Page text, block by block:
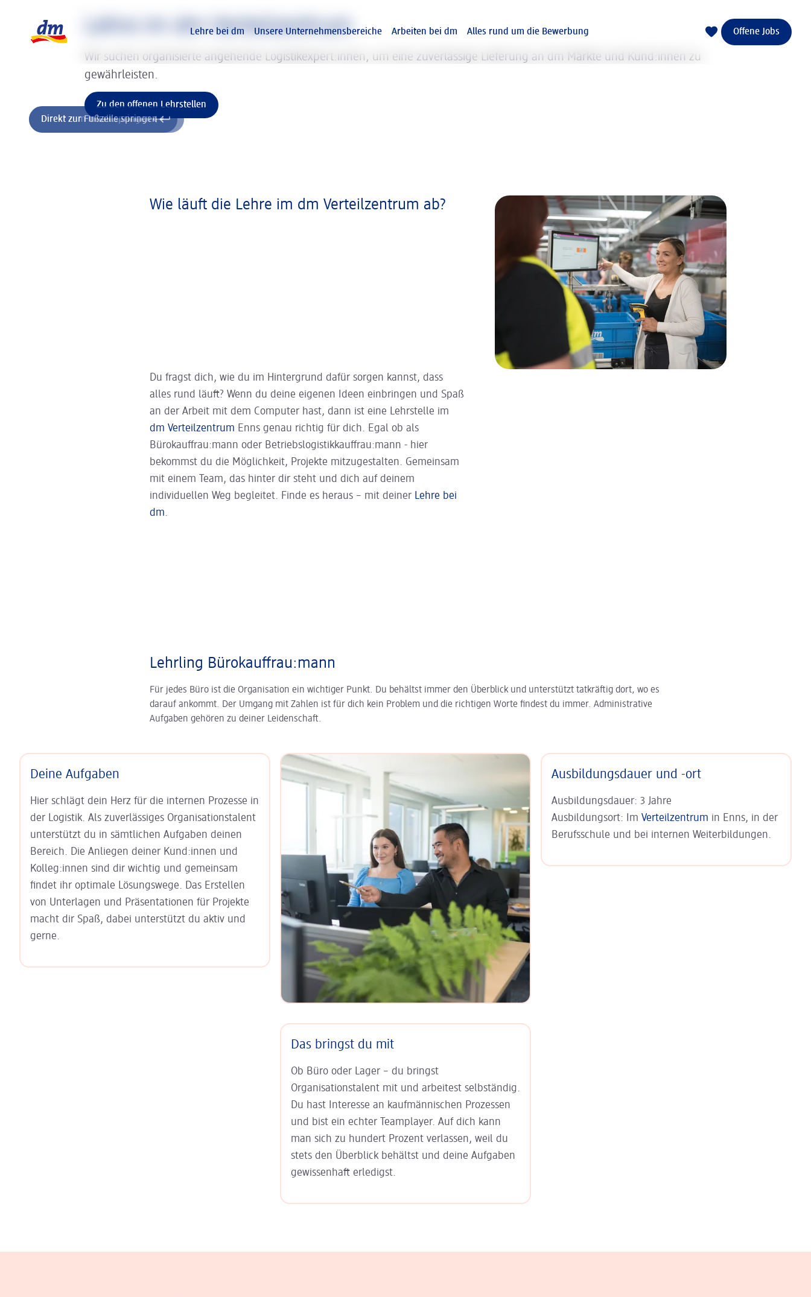
Direkt zum Inhalt springen
Direkt zur Fußzeile springen
Lehre bei dm
Unsere Unternehmensbereiche Arbeiten bei dm Alles rund um die Bewerbung Offene Jobs
Lehre im dm Verteilzentrum
Wir suchen organisierte angehende Logistikexpert:innen, um eine zuverlässige Lieferung an dm Märkte und Kund:innen zu
gewährleisten.
Zu den offenen Lehrstellen
Wie läuft die Lehre im dm Verteilzentrum ab?
Du fragst dich, wie du im Hintergrund dafür sorgen kannst, dass
alles rund läuft? Wenn du deine eigenen Ideen einbringen und Spaß
an der Arbeit mit dem Computer hast, dann ist eine Lehrstelle im
dm Verteilzentrum Enns genau richtig für dich. Egal ob als
Bürokauffrau:mann oder Betriebslogistikkauffrau:mann - hier
bekommst du die Möglichkeit, Projekte mitzugestalten. Gemeinsam
mit einem Team, das hinter dir steht und dich auf deinem
individuellen Weg begleitet. Finde es heraus – mit deiner Lehre bei
dm.
Lehrling Bürokauffrau:mann
Für jedes Büro ist die Organisation ein wichtiger Punkt. Du behältst immer den Überblick und unterstützt tatkräftig dort, wo es
darauf ankommt. Der Umgang mit Zahlen ist für dich kein Problem und die richtigen Worte findest du immer. Administrative
Aufgaben gehören zu deiner Leidenschaft.
Deine Aufgaben
Hier schlägt dein Herz für die internen Prozesse in
der Logistik. Als zuverlässiges Organisationstalent
unterstützt du in sämtlichen Aufgaben deinen
Bereich. Die Anliegen deiner Kund:innen und
Kolleg:innen sind dir wichtig und gemeinsam
findet ihr optimale Lösungswege. Das Erstellen
von Unterlagen und Präsentationen für Projekte
macht dir Spaß, dabei unterstützt du aktiv und
gerne.
Das bringst du mit
Ob Büro oder Lager – du bringst
Organisationstalent mit und arbeitest selbständig.
Du hast Interesse an kaufmännischen Prozessen
und bist ein echter Teamplayer. Auf dich kann
man sich zu hundert Prozent verlassen, weil du
stets den Überblick behältst und deine Aufgaben
gewissenhaft erledigst.
Ausbildungsdauer und -ort
Ausbildungsdauer: 3 Jahre
Ausbildungsort: Im Verteilzentrum in Enns, in der
Berufsschule und bei internen Weiterbildungen.